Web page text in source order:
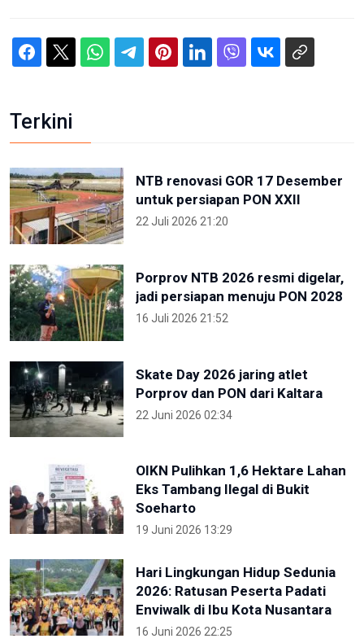
Terkini
NTB renovasi GOR 17 Desember
untuk persiapan PON XXII
22 Juli 2026 21:20
Porprov NTB 2026 resmi digelar,
jadi persiapan menuju PON 2028
16 Juli 2026 21:52
Skate Day 2026 jaring atlet
Porprov dan PON dari Kaltara
22 Juni 2026 02:34
OIKN Pulihkan 1,6 Hektare Lahan
Eks Tambang Ilegal di Bukit
Soeharto
19 Juni 2026 13:29
Hari Lingkungan Hidup Sedunia
2026: Ratusan Peserta Padati
Enviwalk di Ibu Kota Nusantara
16 Juni 2026 22:25